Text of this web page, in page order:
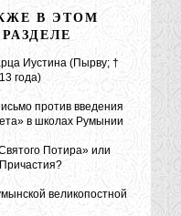
В ЭТОМ
РАЗДЕЛЕ
Иустина (Пырву; †
года)
против введения
в школах Румынии
Потира» или
великопостной